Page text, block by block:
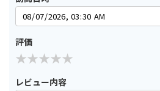
評価
レビュー内容